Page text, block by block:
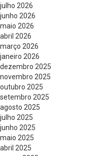
julho 2026
junho 2026
maio 2026
abril 2026
março 2026
janeiro 2026
dezembro 2025
novembro 2025
outubro 2025
setembro 2025
agosto 2025
julho 2025
junho 2025
maio 2025
abril 2025